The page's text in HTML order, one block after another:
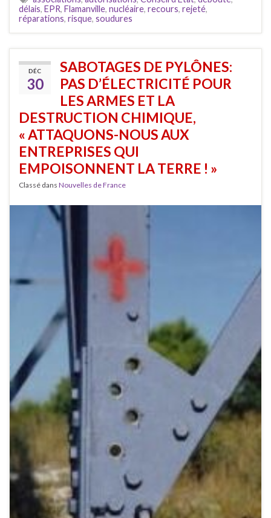
délais, EPR, Flamanville, nucléaire, recours, rejeté,
réparations, risque, soudures
DÉC
30
SABOTAGES DE PYLÔNES:
PAS D’ÉLECTRICITÉ POUR
LES ARMES ET LA
DESTRUCTION CHIMIQUE,
« ATTAQUONS-NOUS AUX
ENTREPRISES QUI
EMPOISONNENT LA TERRE ! »
Classé dans Nouvelles de France